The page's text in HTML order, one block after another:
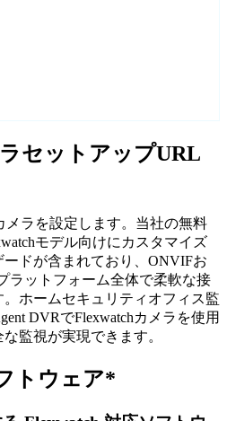
セットアップURL
メラを設定します。当社の無料
モデル向けにカスタマイズ
ドが含まれており、ONVIFお
ラットフォーム全体で柔軟な接
ホームセキュリティオフィス監
DVRでFlexwatchカメラを使用
監視が実現できます。
トウェア*